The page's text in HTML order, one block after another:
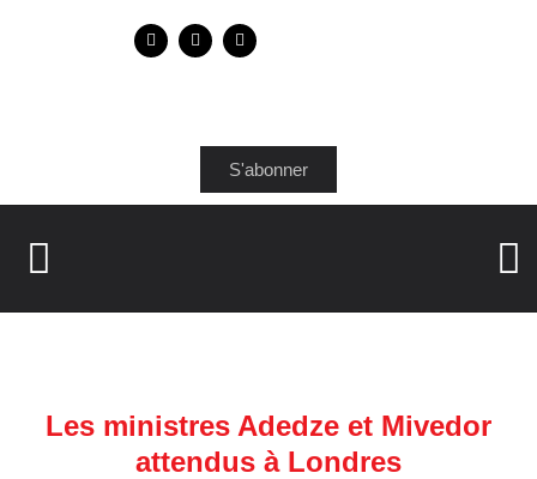
S'abonner
Les ministres Adedze et Mivedor
attendus à Londres